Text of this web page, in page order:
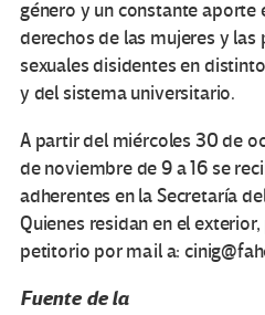
género y un constante aporte
derechos de las mujeres y
sexuales disidentes en
y del sistema universitario.
A partir del miércoles 30 de
de noviembre de 9 a 16 se
adherentes en la Secretaría
Quienes residan en el
petitorio por mail a:
Fuente de la